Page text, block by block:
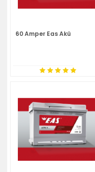
60 Amper Eas Akü